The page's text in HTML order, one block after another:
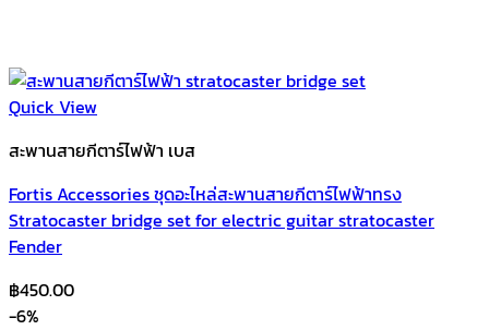
Quick View
สะพานสายกีตาร์ไฟฟ้า เบส
Fortis Accessories ชุดอะไหล่สะพานสายกีตาร์ไฟฟ้าทรง
Stratocaster bridge set for electric guitar stratocaster
Fender
฿450.00
-6%